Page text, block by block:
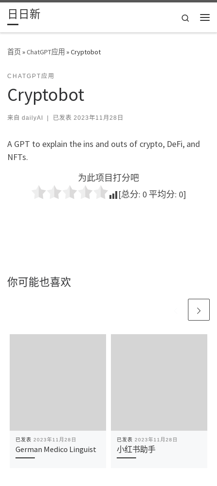
Skip to content
日日新
Search
首页»ChatGPT应用 »Cryptobot
CHATGPT应用
Cryptobot
来自 dailyAI | 已发表 2023年11月28日
A GPT to explain the ins and outs of crypto, DeFi, and
NFTs.
为此项目打分吧
[总分: 0 平均分: 0]
你可能也喜欢
已发表 2023年11月28日
German Medico Linguist
已发表 2023年11月28日
小红书助手